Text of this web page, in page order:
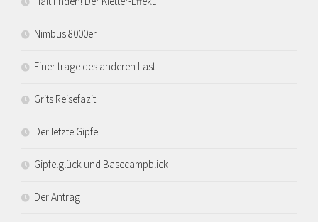
Nimbus 8000er
Einer trage des anderen Last
Grits Reisefazit
Der letzte Gipfel
Gipfelglück und Basecampblick
Der Antrag